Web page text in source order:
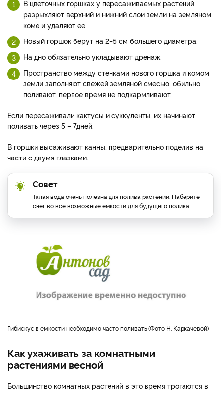
В цветочных горшках у пересаживаемых растений
разрыхляют верхний и нижний слои земли на земляном
коме и удаляют ее.
Новый горшок берут на 2–5 см большего диаметра.
На дно обязательно укладывают дренаж.
Пространство между стенками нового горшка и комом
земли заполняют свежей земляной смесью, обильно
поливают, первое время не подкармливают.
Если пересаживали кактусы и суккуленты, их начинают
поливать через 5 – 7дней.
В горшки высаживают канны, предварительно поделив на
части с двумя глазками.
Совет
Талая вода очень полезна для полива растений. Наберите
снег во все возможные емкости для будущего полива.
Гибискус в емкости необходимо часто поливать (Фото Н. Каркачевой)
Как ухаживать за комнатными
растениями весной
Большинство комнатных растений в это время трогаются в